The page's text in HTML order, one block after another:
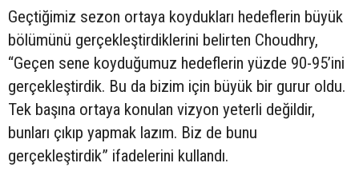
Geçtiğimiz sezon ortaya koydukları hedeflerin büyük
bölümünü gerçekleştirdiklerini belirten Choudhry,
“Geçen sene koyduğumuz hedeflerin yüzde 90-95’ini
gerçekleştirdik. Bu da bizim için büyük bir gurur oldu.
Tek başına ortaya konulan vizyon yeterli değildir,
bunları çıkıp yapmak lazım. Biz de bunu
gerçekleştirdik” ifadelerini kullandı.